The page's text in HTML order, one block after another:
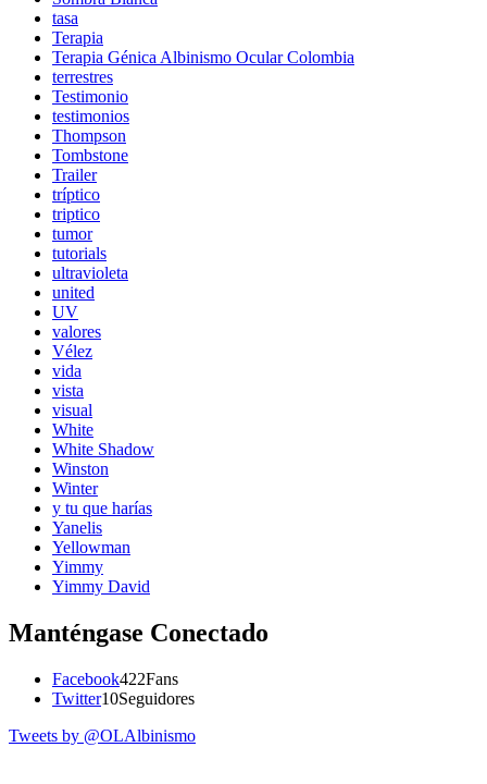
tasa
Terapia
Terapia Génica Albinismo Ocular Colombia
terrestres
Testimonio
testimonios
Thompson
Tombstone
Trailer
tríptico
triptico
tumor
tutorials
ultravioleta
united
UV
valores
Vélez
vida
vista
visual
White
White Shadow
Winston
Winter
y tu que harías
Yanelis
Yellowman
Yimmy
Yimmy David
Manténgase Conectado
Facebook422Fans
Twitter10Seguidores
Tweets by @OLAlbinismo